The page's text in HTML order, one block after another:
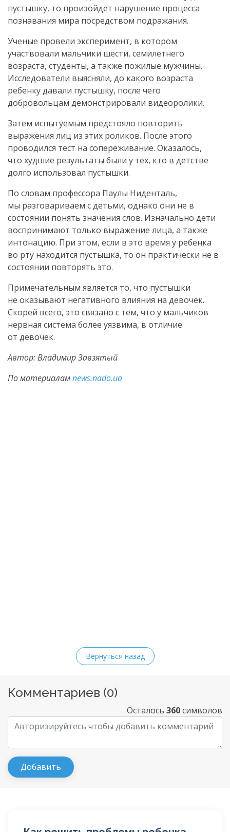
пустышку, то произойдет нарушение процесса
познавания мира посредством подражания.
Ученые провели эксперимент, в котором
участвовали мальчики шести, семилетнего
возраста, студенты, а также пожилые мужчины.
Исследователи выясняли, до какого возраста
ребенку давали пустышку, после чего
добровольцам демонстрировали видеоролики.
Затем испытуемым предстояло повторить
выражения лиц из этих роликов. После этого
проводился тест на сопереживание. Оказалось,
что худшие результаты были у тех, кто в детстве
долго использовал пустышки.
По словам профессора Паулы Ниденталь,
мы разговариваем с детьми, однако они не в
состоянии понять значения слов. Изначально дети
воспринимают только выражение лица, а также
интонацию. При этом, если в это время у ребенка
во рту находится пустышка, то он практически не в
состоянии повторять это.
Примечательным является то, что пустышки
не оказывают негативного влияния на девочек.
Скорей всего, это связано с тем, что у мальчиков
нервная система более уязвима, в отличие
от девочек.
Автор: Владимир Завзятый
По материаламnews.nado.ua
Вернуться назад
Комментариев (0)
Осталось 360символов